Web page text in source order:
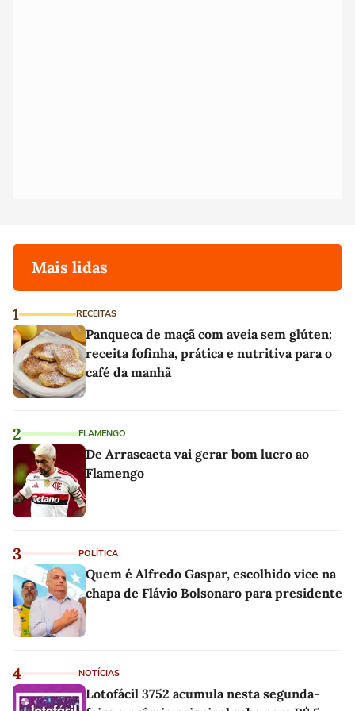
Mais lidas
1 RECEITAS
Panqueca de maçã com aveia sem glúten:
receita fofinha, prática e nutritiva para o
café da manhã
2 FLAMENGO
De Arrascaeta vai gerar bom lucro ao
Flamengo
3 POLÍTICA
Quem é Alfredo Gaspar, escolhido vice na
chapa de Flávio Bolsonaro para presidente
4 NOTÍCIAS
Lotofácil 3752 acumula nesta segunda-